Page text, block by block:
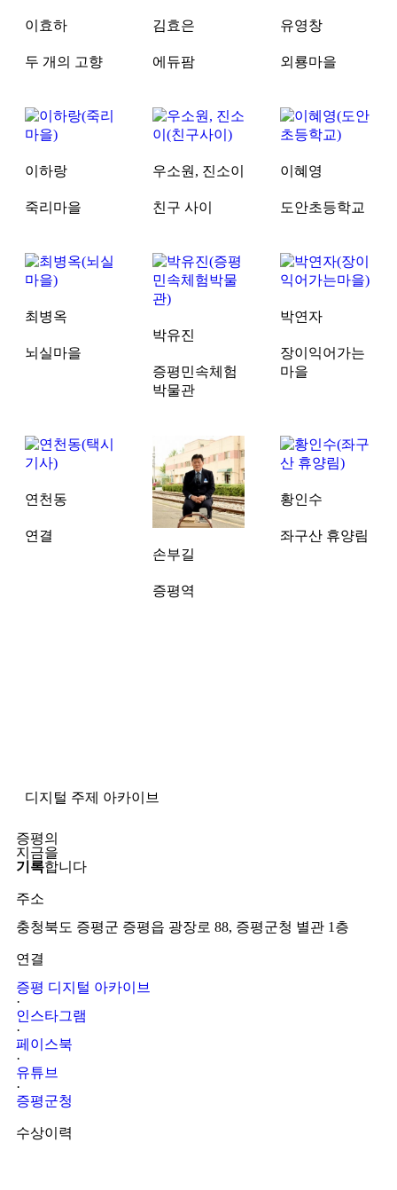
이효하
두 개의 고향
김효은
에듀팜
유영창
외룡마을
이하랑
죽리마을
우소원, 진소이
친구 사이
이혜영
도안초등학교
최병옥
뇌실마을
박유진
증평민속체험
박물관
박연자
장이익어가는
마을
연천동
연결
손부길
증평역
황인수
좌구산 휴양림
디지털 주제 아카이브
증평의
지금을
기록합니다
주소
충청북도 증평군 증평읍 광장로 88, 증평군청 별관 1층
연결
증평 디지털 아카이브
·
인스타그램
·
페이스북
·
유튜브
·
증평군청
수상이력